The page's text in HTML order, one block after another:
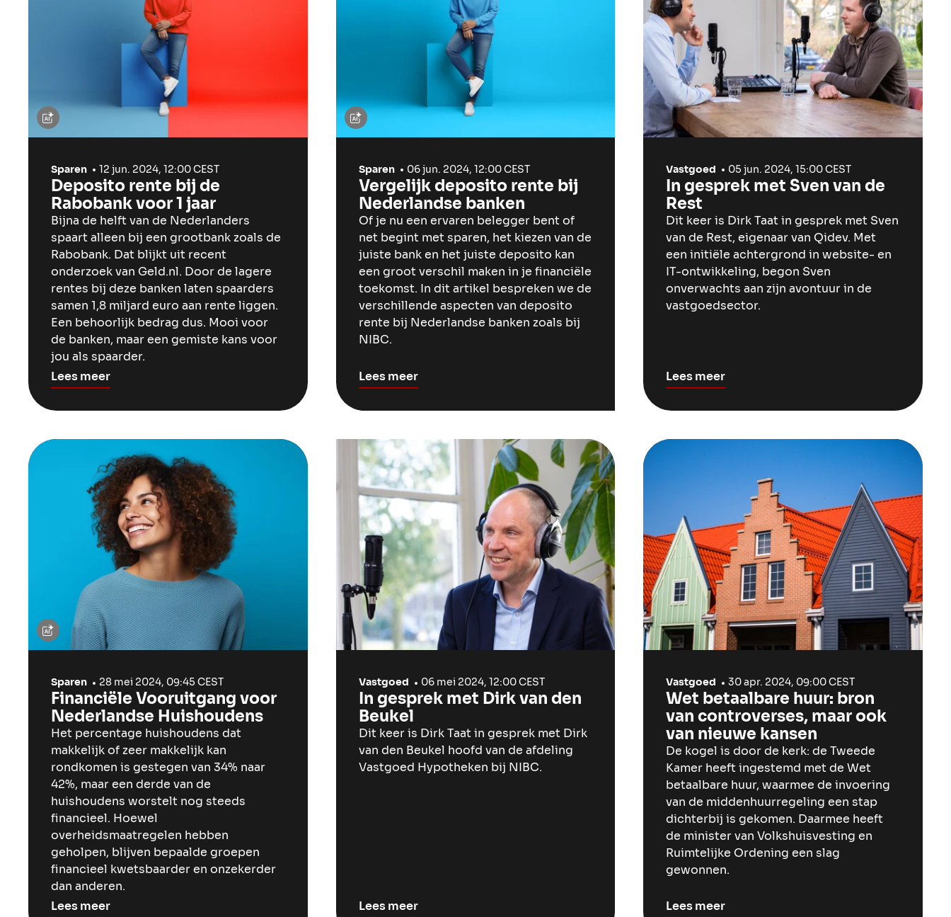
Sparen 12 jun. 2024, 12:00 CEST
Deposito rente bij de
Rabobank voor 1 jaar
Bijna de helft van de Nederlanders
spaart alleen bij een grootbank zoals de
Rabobank. Dat blijkt uit recent
onderzoek van Geld.nl. Door de lagere
rentes bij deze banken laten spaarders
samen 1,8 miljard euro aan rente liggen.
Een behoorlijk bedrag dus. Mooi voor
de banken, maar een gemiste kans voor
jou als spaarder.
Lees meer
Sparen 06 jun. 2024, 12:00 CEST
Vergelijk deposito rente bij
Nederlandse banken
Of je nu een ervaren belegger bent of
net begint met sparen, het kiezen van de
juiste bank en het juiste deposito kan
een groot verschil maken in je financiële
toekomst. In dit artikel bespreken we de
verschillende aspecten van deposito
rente bij Nederlandse banken zoals bij
NIBC.
Lees meer
Vastgoed 05 jun. 2024, 15:00 CEST
In gesprek met Sven van de
Rest
Dit keer is Dirk Taat in gesprek met Sven
van de Rest, eigenaar van Qidev. Met
een initiële achtergrond in website- en
IT-ontwikkeling, begon Sven
onverwachts aan zijn avontuur in de
vastgoedsector.
Lees meer
Sparen 28 mei 2024, 09:45 CEST
Financiële Vooruitgang voor
Nederlandse Huishoudens
Het percentage huishoudens dat
makkelijk of zeer makkelijk kan
rondkomen is gestegen van 34% naar
42%, maar een derde van de
huishoudens worstelt nog steeds
financieel. Hoewel
overheidsmaatregelen hebben
geholpen, blijven bepaalde groepen
financieel kwetsbaarder en onzekerder
dan anderen.
Lees meer
Vastgoed 06 mei 2024, 12:00 CEST
In gesprek met Dirk van den
Beukel
Dit keer is Dirk Taat in gesprek met Dirk
van den Beukel hoofd van de afdeling
Vastgoed Hypotheken bij NIBC.
Lees meer
Vastgoed 30 apr. 2024, 09:00 CEST
Wet betaalbare huur: bron
van controverses, maar ook
van nieuwe kansen
De kogel is door de kerk: de Tweede
Kamer heeft ingestemd met de Wet
betaalbare huur, waarmee de invoering
van de middenhuurregeling een stap
dichterbij is gekomen. Daarmee heeft
de minister van Volkshuisvesting en
Ruimtelijke Ordening een slag
gewonnen.
Lees meer